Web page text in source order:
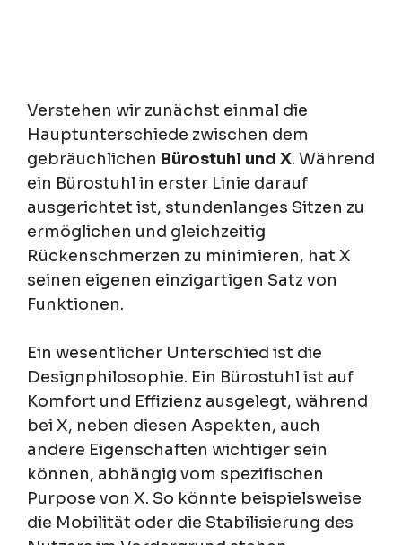
Verstehen wir zunächst einmal die
Hauptunterschiede zwischen dem
gebräuchlichen Bürostuhl und X. Während
ein Bürostuhl in erster Linie darauf
ausgerichtet ist, stundenlanges Sitzen zu
ermöglichen und gleichzeitig
Rückenschmerzen zu minimieren, hat X
seinen eigenen einzigartigen Satz von
Funktionen.
Ein wesentlicher Unterschied ist die
Designphilosophie. Ein Bürostuhl ist auf
Komfort und Effizienz ausgelegt, während
bei X, neben diesen Aspekten, auch
andere Eigenschaften wichtiger sein
können, abhängig vom spezifischen
Purpose von X. So könnte beispielsweise
die Mobilität oder die Stabilisierung des